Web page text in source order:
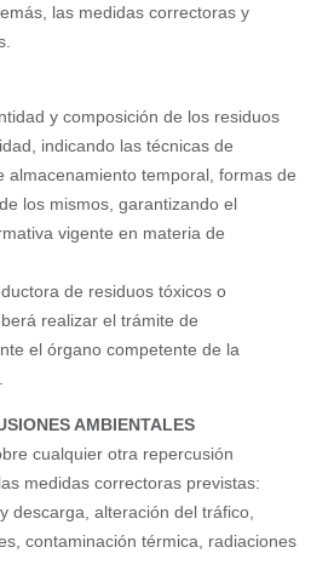
las medidas correctoras y
y composición de los residuos
indicando las técnicas de
almacenamiento temporal, formas de
los mismos, garantizando el
vigente en materia de
de residuos tóxicos o
realizar el trámite de
el órgano competente de la
AMBIENTALES
cualquier otra repercusión
medidas correctoras previstas:
descarga, alteración del tráfico,
contaminación térmica, radiaciones